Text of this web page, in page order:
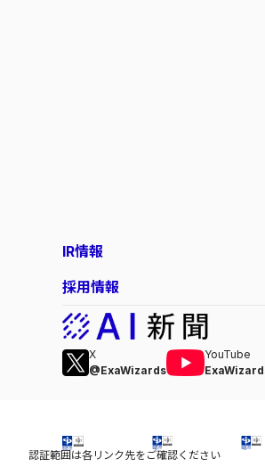
IR情報
採用情報
X
@ExaWizards
YouTube
認証範囲は各リンク先をご確認ください